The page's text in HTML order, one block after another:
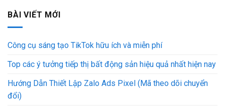
BÀI VIẾT MỚI
Công cụ sáng tạo TikTok hữu ích và miễn phí
Top các ý tưởng tiếp thị bất động sản hiệu quả nhất hiện nay
Hướng Dẫn Thiết Lập Zalo Ads Pixel (Mã theo dõi chuyển
đổi)